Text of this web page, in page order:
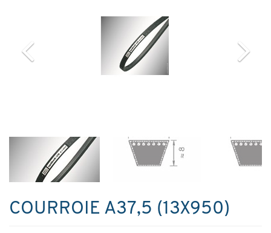
COURROIE A37,5 (13X950)